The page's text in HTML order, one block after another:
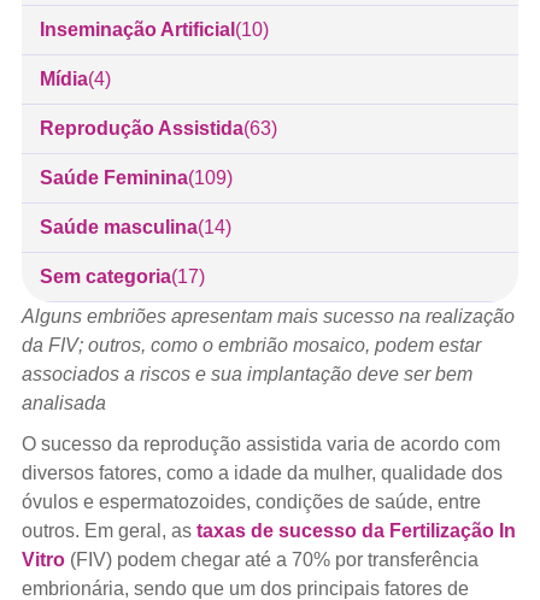
Inseminação Artificial (10)
Mídia(4)
Reprodução Assistida(63)
Saúde Feminina(109)
Saúde masculina(14)
Sem categoria(17)
Alguns embriões apresentam mais sucesso na realização
da FIV; outros, como o embrião mosaico, podem estar
associados a riscos e sua implantação deve ser bem
analisada
O sucesso da reprodução assistida varia de acordo com
diversos fatores, como a idade da mulher, qualidade dos
óvulos e espermatozoides, condições de saúde, entre
outros. Em geral, as taxas de sucesso da Fertilização In
Vitro(FIV) podem chegar até a 70% por transferência
embrionária, sendo que um dos principais fatores de